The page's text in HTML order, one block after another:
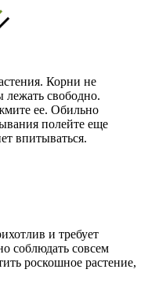
Корни не
свободно.
ее. Обильно
полейте еще
впитываться.
и требует
соблюдать совсем
роскошное растение,